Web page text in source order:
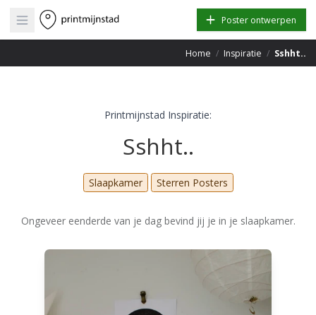
Open main menu Poster ontwerpen
Home / Inspiratie / Sshht..
Printmijnstad Inspiratie:
Sshht..
Slaapkamer Sterren Posters
Ongeveer eenderde van je dag bevind jij je in je slaapkamer.